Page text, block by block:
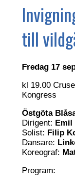
till
Fredag 17
kl 19.00
Kongress
Östgöta
Dirigent: Emil
Solist: Filip
Dansare:
Koreograf:
Program: